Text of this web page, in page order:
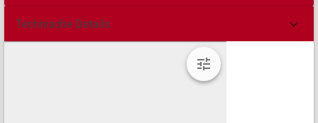
Technische Details